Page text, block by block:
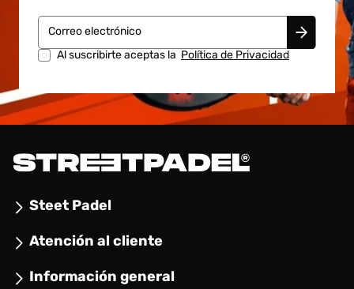
Correo electrónico
Al suscribirte aceptas la Política de Privacidad
Steet Padel
Atención al cliente
Información general